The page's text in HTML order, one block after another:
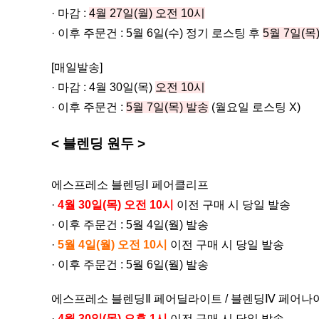
· 마감 : 4월 27일(월) 오전 10시
· 이후 주문건 : 5월 6일(수) 정기 로스팅 후 5월 7일(목
[매일발송]
· 마감 : 4월 30일(목) 오전 10시
· 이후 주문건 : 5월 7일(목) 발송 (월요일 로스팅 X)
< 블렌딩 원두 >
에스프레소 블렌딩Ⅰ 페어클리프
· 4월 30일(목) 오전 10시
이전 구매 시 당일 발송
· 이후 주문건 : 5월 4일(월) 발송
· 5월 4일(월) 오전 10시
이전 구매 시 당일 발송
· 이후 주문건 : 5월 6일(월) 발송
에스프레소 블렌딩Ⅱ 페어딜라이트 / 블렌딩Ⅳ 페어나